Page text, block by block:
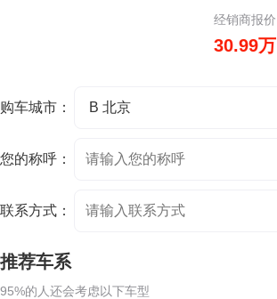
经销商报价
30.99万
购车城市：
您的称呼：
联系方式：
推荐车系
95%的人还会考虑以下车型